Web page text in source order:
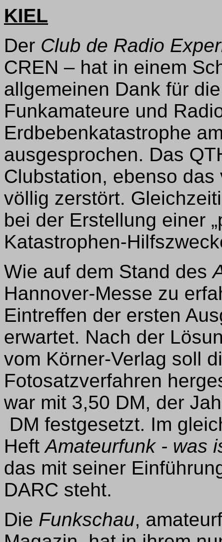
KIEL
Der Club de Radio
CREN – hat in einem
allgemeinen Dank für
Funkamateure und
Erdbebenkatastrophe
ausgesprochen. Das
Clubstation, ebenso
völlig zerstört.
bei der Erstellung einer
Katastrophen-
Wie auf dem Stand des
Hannover-Messe zu
Eintreffen der ersten
erwartet. Nach der
vom Körner-Verlag soll
Fotosatzverfahren
war mit 3,50 DM, der
DM festgesetzt. Im
HeftAmateurfunk - was
das mit seiner
DARC steht.
Die Funkschau,